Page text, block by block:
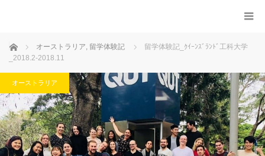
ホーム オーストラリア, 留学体験記
留学体験記_ｸｲｰﾝｽﾞﾗﾝﾄﾞ工科大学
_2018.2-2018.11
オーストラリア